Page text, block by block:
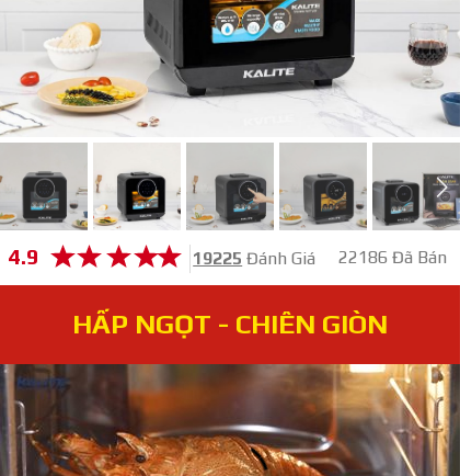
HẤP NGỌT - CHIÊN GIÒN
19225 Đánh Giá 22186 Đã Bán
4.9